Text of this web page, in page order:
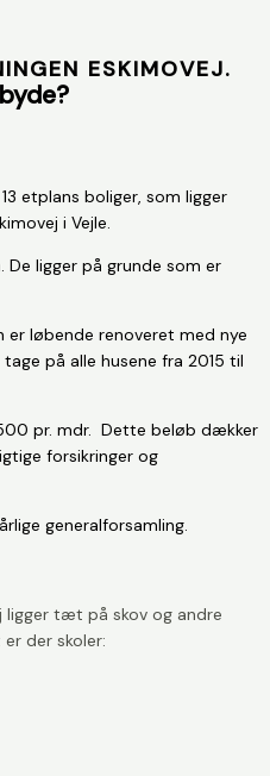
ESKIMOVEJ.
etplans boliger, som ligger
i Vejle.
De ligger på grunde som er
er løbende renoveret med nye
på alle husene fra 2015 til
pr. mdr. Dette beløb dækker
forsikringer og
generalforsamling.
ligger tæt på skov og andre
der skoler: